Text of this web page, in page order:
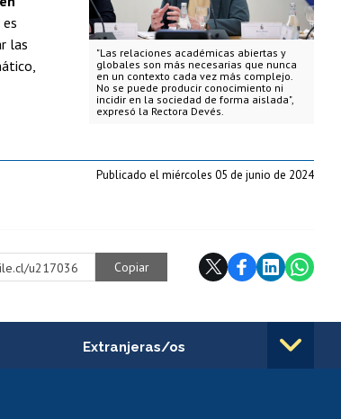
"Las relaciones académicas abiertas y
globales son más necesarias que nunca
en un contexto cada vez más complejo.
No se puede producir conocimiento ni
incidir en la sociedad de forma aislada",
expresó la Rectora Devés.
las
Publicado el miércoles 05 de junio de 2024
u217036 Copiar
Extranjeras/os